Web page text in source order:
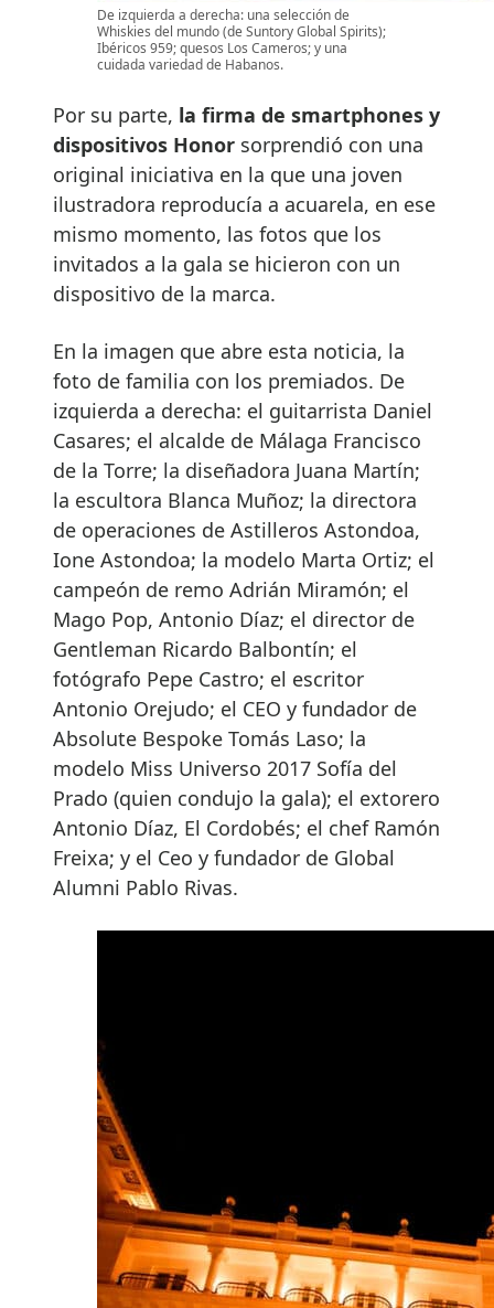
De izquierda a derecha: una selección de
Whiskies del mundo (de Suntory Global Spirits);
Ibéricos 959; quesos Los Cameros; y una
cuidada variedad de Habanos.
Por su parte, la firma de smartphones y
dispositivos Honor sorprendió con una
original iniciativa en la que una joven
ilustradora reproducía a acuarela, en ese
mismo momento, las fotos que los
invitados a la gala se hicieron con un
dispositivo de la marca.
En la imagen que abre esta noticia, la
foto de familia con los premiados. De
izquierda a derecha: el guitarrista Daniel
Casares; el alcalde de Málaga Francisco
de la Torre; la diseñadora Juana Martín;
la escultora Blanca Muñoz; la directora
de operaciones de Astilleros Astondoa,
Ione Astondoa; la modelo Marta Ortiz; el
campeón de remo Adrián Miramón; el
Mago Pop, Antonio Díaz; el director de
Gentleman Ricardo Balbontín; el
fotógrafo Pepe Castro; el escritor
Antonio Orejudo; el CEO y fundador de
Absolute Bespoke Tomás Laso; la
modelo Miss Universo 2017 Sofía del
Prado (quien condujo la gala); el extorero
Antonio Díaz, El Cordobés; el chef Ramón
Freixa; y el Ceo y fundador de Global
Alumni Pablo Rivas.